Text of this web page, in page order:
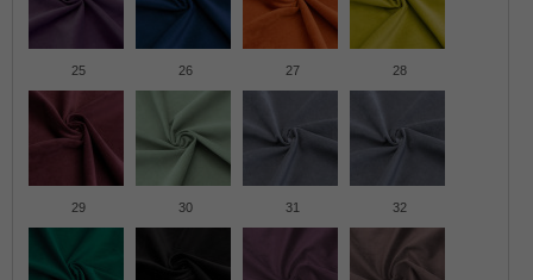
25 26 27 28
29 30 31 32